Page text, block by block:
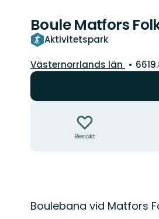
Boule Matfors
Aktivitetspark
Län:
Västernorrlands län
Besökt
Beskrivning
Boulebana vid Matfors